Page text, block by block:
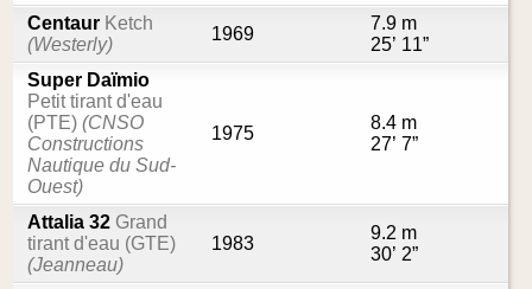
Centaur Ketch
(Westerly)
1969
7.9 m
25’ 11”
Super Daïmio
Petit tirant d'eau
(PTE) (CNSO
Constructions
Nautique du Sud-
Ouest)
1975
8.4 m
27’ 7”
Attalia 32 Grand
tirant d'eau (GTE)
(Jeanneau)
1983
9.2 m
30’ 2”